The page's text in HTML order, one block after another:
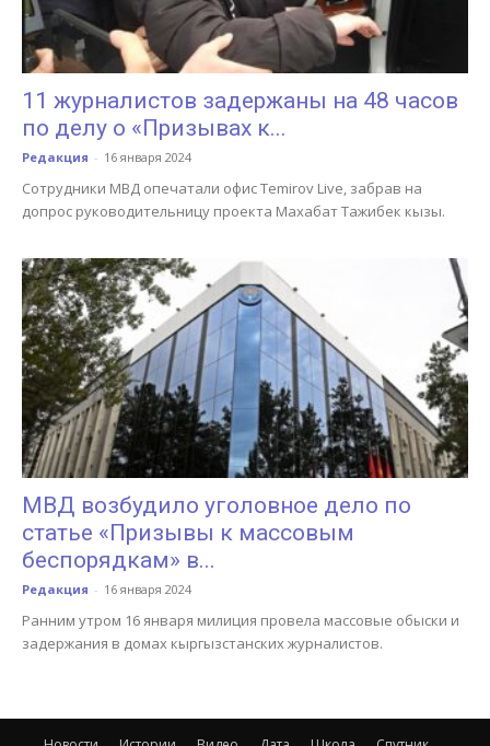
11 журналистов задержаны на 48 часов
по делу о «Призывах к...
Редакция - 16 января 2024
Сотрудники МВД опечатали офис Temirov Live, забрав на
допрос руководительницу проекта Махабат Тажибек кызы.
МВД возбудило уголовное дело по
статье «Призывы к массовым
беспорядкам» в...
Редакция - 16 января 2024
Ранним утром 16 января милиция провела массовые обыски и
задержания в домах кыргызстанских журналистов.